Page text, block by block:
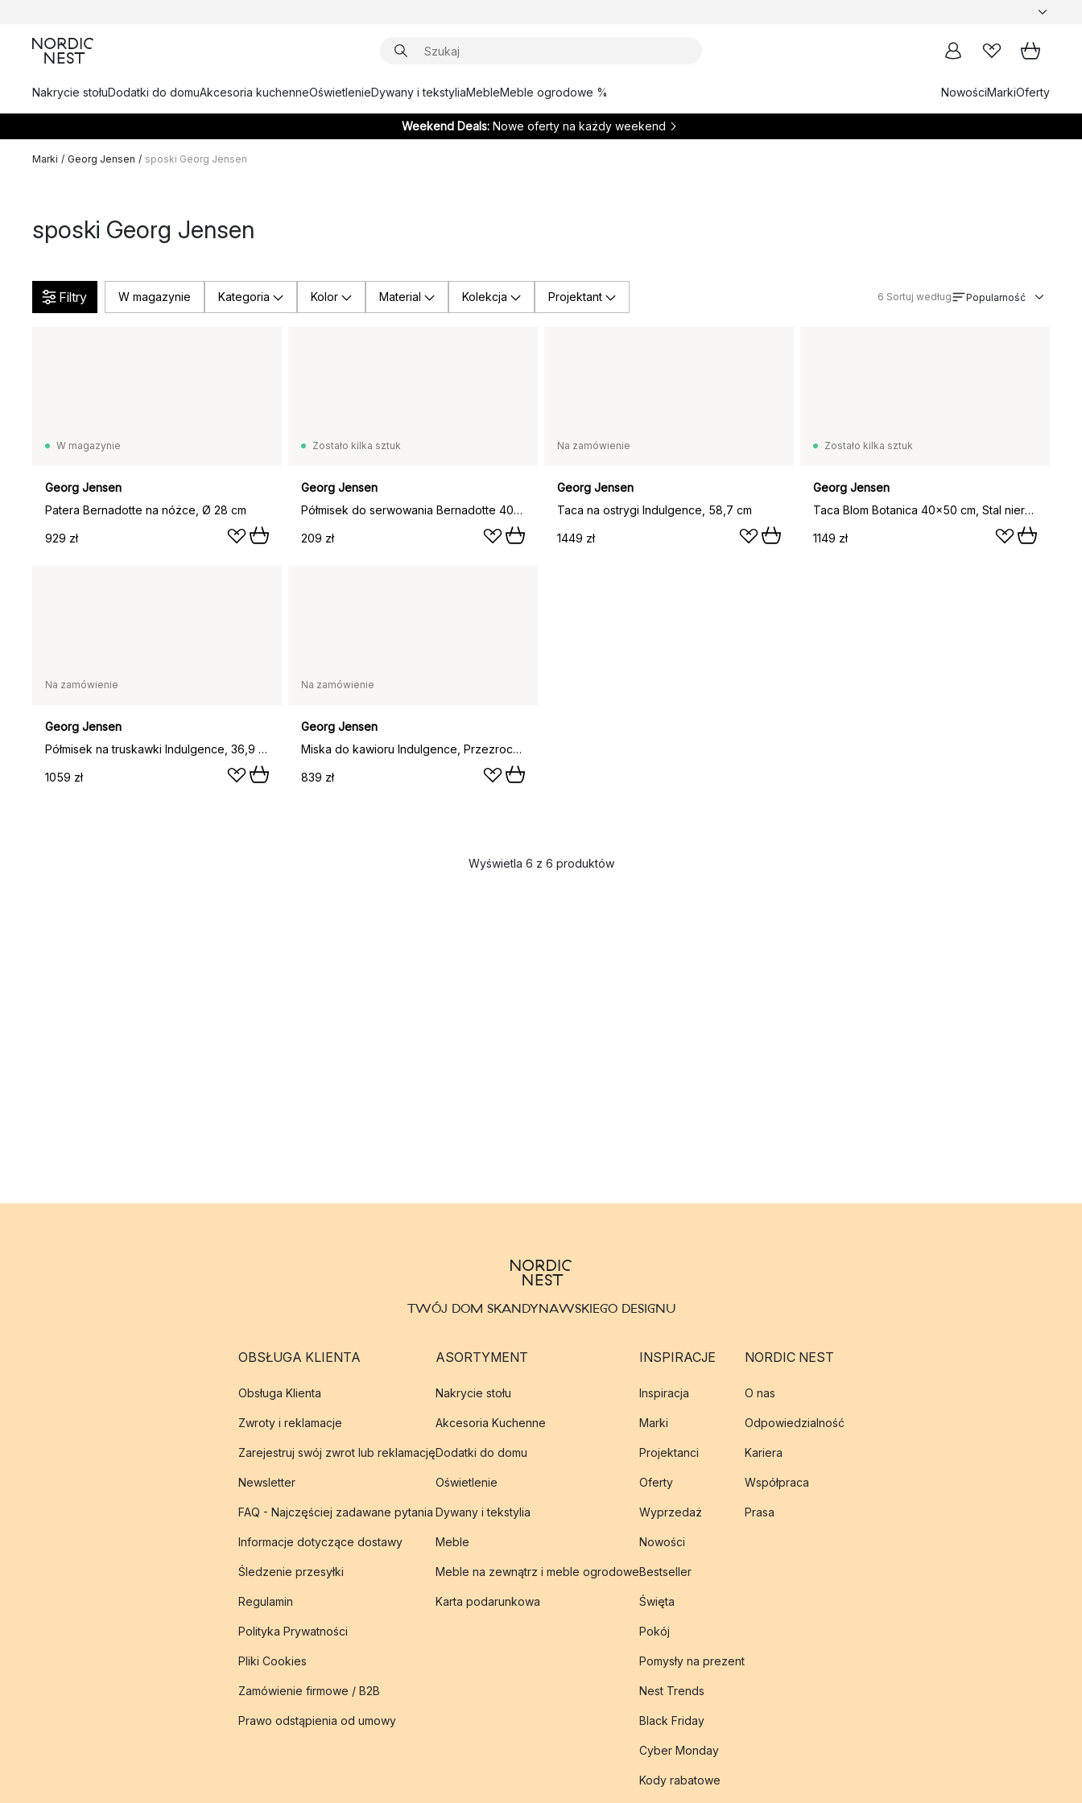
Nakrycie stołuDodatki do domuAkcesoria kuchenneOświetlenieDywany i tekstyliaMebleMeble ogrodowe % NowościMarkiOferty
Weekend Deals: Nowe oferty na każdy weekend
Marki / Georg Jensen / sposki Georg Jensen
sposki Georg Jensen
Filtry W magazynie Kategoria Kolor Material Kolekcja Projektant 6 Sortuj według Popularność
W magazynie
Georg Jensen
Patera Bernadotte na nóżce, Ø 28 cm
929 zł
Zostało kilka sztuk
Georg Jensen
Półmisek do serwowania Bernadotte 40 cm, Porcelana
209 zł
Na zamówienie
Georg Jensen
Taca na ostrygi Indulgence, 58,7 cm
1449 zł
Zostało kilka sztuk
Georg Jensen
Taca Blom Botanica 40x50 cm, Stal nierdzewna
1149 zł
Na zamówienie
Georg Jensen
Półmisek na truskawki Indulgence, 36,9 cm
1059 zł
Na zamówienie
Georg Jensen
Miska do kawioru Indulgence, Przezroczysta
839 zł
Wyświetla 6 z 6 produktów
TWÓJ DOM SKANDYNAWSKIEGO DESIGNU
OBSŁUGA KLIENTA
Obsługa Klienta
Zwroty i reklamacje
Zarejestruj swój zwrot lub reklamację
Newsletter
FAQ - Najczęściej zadawane pytania
Informacje dotyczące dostawy
Śledzenie przesyłki
Regulamin
Polityka Prywatności
Pliki Cookies
Zamówienie firmowe / B2B
Prawo odstąpienia od umowy
ASORTYMENT
Nakrycie stołu
Akcesoria Kuchenne
Dodatki do domu
Oświetlenie
Dywany i tekstylia
Meble
Meble na zewnątrz i meble ogrodowe
Karta podarunkowa
INSPIRACJE
Inspiracja
Marki
Projektanci
Oferty
Wyprzedaż
Nowości
Bestseller
Święta
Pokój
Pomysły na prezent
Nest Trends
Black Friday
Cyber Monday
Kody rabatowe
NORDIC NEST
O nas
Odpowiedzialność
Kariera
Współpraca
Prasa